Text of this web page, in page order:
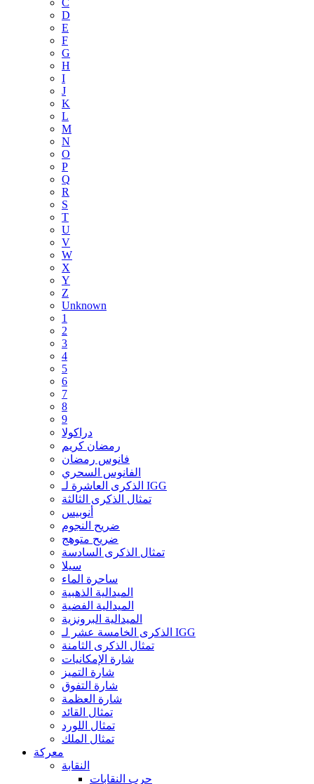
C
D
E
F
G
H
I
J
K
L
M
N
O
P
Q
R
S
T
U
V
W
X
Y
Z
Unknown
1
2
3
4
5
6
7
8
9
دراكولا
رمضان كريم
فانوس رمضان
الفانوس السحري
الذكرى العاشرة لـ IGG
تمثال الذكرى الثالثة
أنوبيس
ضريح النجوم
ضريح متوهج
تمثال الذكرى السادسة
سيلا
ساحرة الماء
الميدالية الذهبية
الميدالية الفضية
الميدالية البرونزية
الذكرى الخامسة عشر لـ IGG
تمثال الذكرى الثامنة
شارة الإمكانيات
شارة التميز
شارة التفوق
شارة العظمة
تمثال القائد
تمثال اللورد
تمثال الملك
معركة
النقابة
حرب النقابات